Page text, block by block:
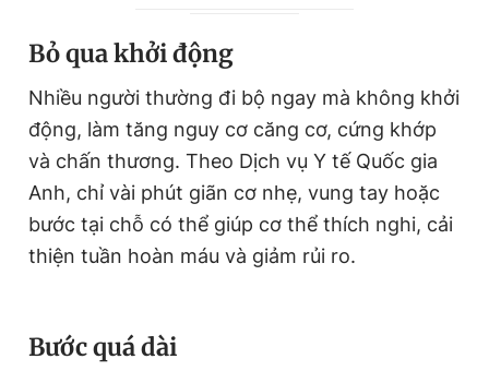
Bỏ qua khởi động
Nhiều người thường đi bộ ngay mà không khởi
động, làm tăng nguy cơ căng cơ, cứng khớp
và chấn thương. Theo Dịch vụ Y tế Quốc gia
Anh, chỉ vài phút giãn cơ nhẹ, vung tay hoặc
bước tại chỗ có thể giúp cơ thể thích nghi, cải
thiện tuần hoàn máu và giảm rủi ro.
Bước quá dài